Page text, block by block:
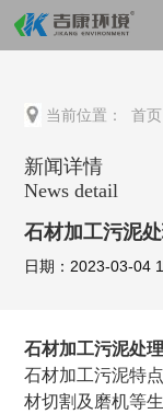
当前位置： 首页
新闻详情
News detail
日期：2023-03-04
石材加工污泥处
石材加工污泥特
材切割及磨机等